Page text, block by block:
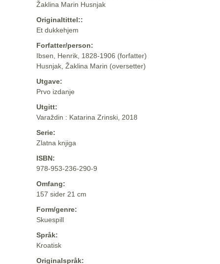
Žaklina Marin Husnjak
Originaltittel::
Et dukkehjem
Forfatter/person:
Ibsen, Henrik, 1828-1906 (forfatter)
Husnjak, Žaklina Marin (oversetter)
Utgave:
Prvo izdanje
Utgitt:
Varaždin : Katarina Zrinski, 2018
Serie:
Zlatna knjiga
ISBN:
978-953-236-290-9
Omfang:
157 sider 21 cm
Form/genre:
Skuespill
Språk:
Kroatisk
Originalspråk: